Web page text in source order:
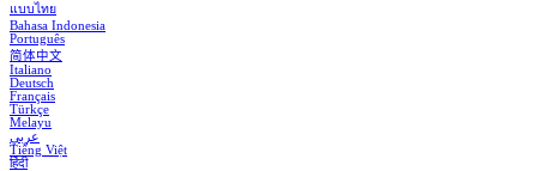
แบบไทย
Bahasa Indonesia
Português
简体中文
Italiano
Deutsch
Français
Türkçe
Melayu
عربي
Tiếng Việt
हिंदी